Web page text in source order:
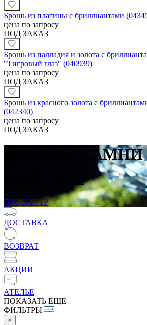
Брошь из платины с бриллиантами
цена по запросу
ПОД ЗАКАЗ
Брошь из палладия и золота с
"Тигровый глаз" (040939)
цена по запросу
ПОД ЗАКАЗ
Брошь из красного золота с
(042340)
цена по запросу
ПОД ЗАКАЗ
ЧИСТЫЕ КАМНИ
ПРИРОДНЫЕ
ПРОСМОТР
ДОСТАВКА
ВОЗВРАТ
АКЦИИ
АТЕЛЬЕ
ПОКАЗАТЬ ЕЩЕ
ФИЛЬТРЫ
×